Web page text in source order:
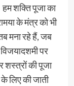
शक्ति पूजा का
के मंत्र को भी
मना रहे हैं, जब
पर
शस्त्रों की पूजा
लिए की जाती